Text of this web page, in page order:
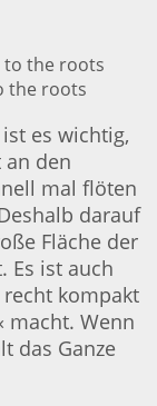
the roots
es wichtig,
den
mal flöten
darauf
Fläche der
Es ist auch
kompakt
macht. Wenn
das Ganze